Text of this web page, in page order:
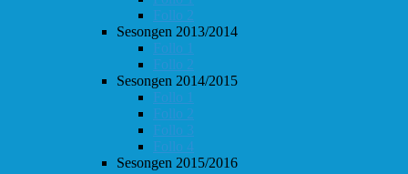
Follo 2
Sesongen 2013/2014
Follo 1
Follo 2
Sesongen 2014/2015
Follo 1
Follo 2
Follo 3
Follo 4
Sesongen 2015/2016